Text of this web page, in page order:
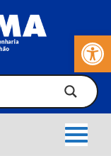
Barra de